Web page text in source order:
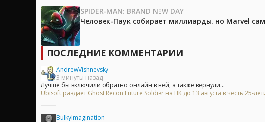
SPIDER-MAN: BRAND NEW DAY
Человек-Паук собирает миллиарды, но Marvel
ПОСЛЕДНИЕ КОММЕНТАРИИ
AndrewVishnevsky
3 минуты назад
Лучше бы включили обратно онлайн в ней, а также вернули...
Ubisoft раздаёт Ghost Recon Future Soldier на ПК до 13 августа в честь 25-
BulkyImagination